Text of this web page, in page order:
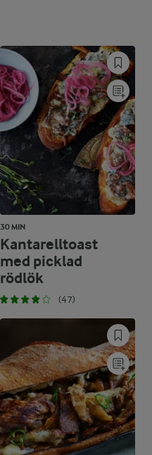
30 MIN
Kantarelltoast
med picklad
rödlök
(47)